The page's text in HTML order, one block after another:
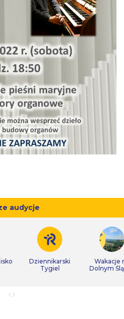
audycje
Dziennikarski
Tygiel
Wakacje
Dolnym